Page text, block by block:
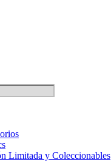
Limitada y Coleccionables